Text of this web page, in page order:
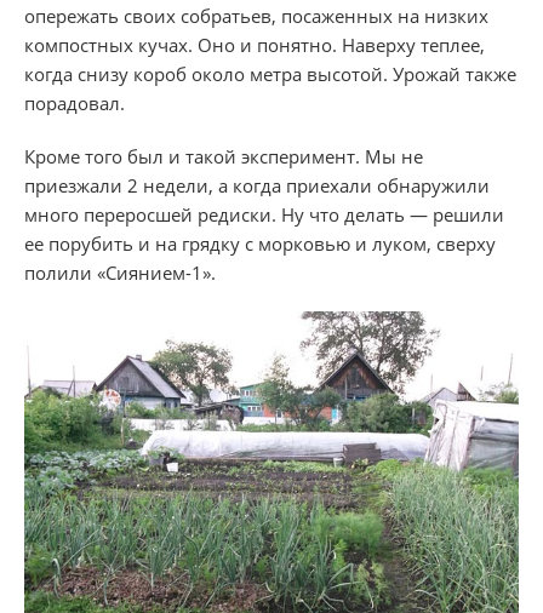
опережать своих собратьев, посаженных на низких
компостных кучах. Оно и понятно. Наверху теплее,
когда снизу короб около метра высотой. Урожай также
порадовал.
Кроме того был и такой эксперимент. Мы не
приезжали 2 недели, а когда приехали обнаружили
много переросшей редиски. Ну что делать — решили
ее порубить и на грядку с морковью и луком, сверху
полили «Сиянием-1».